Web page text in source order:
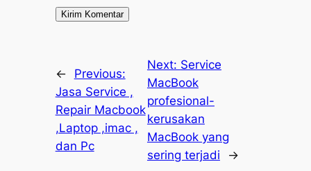
←
Previous:
Jasa Service ,
Repair Macbook
,Laptop ,imac ,
dan Pc
Next: Service
MacBook
profesional-
kerusakan
MacBook yang
sering terjadi
→